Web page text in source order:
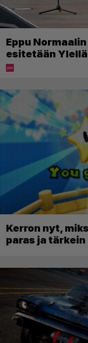
Eppu
esitetään Ylellä
Kerron nyt,
paras ja